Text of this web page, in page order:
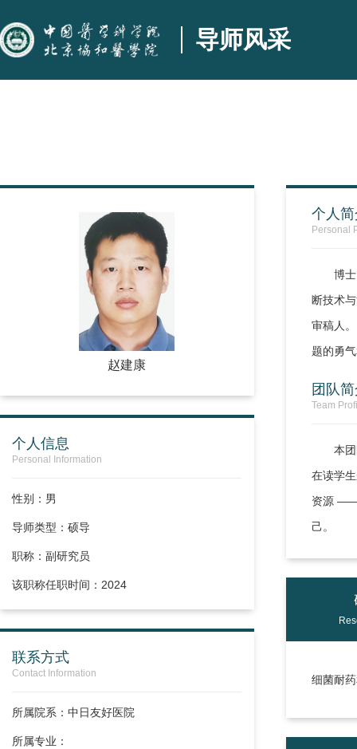
导师风采
赵建康
个人信息
Personal Information
性别：男
导师类型：硕导
职称：副研究员
该职称任职时间：2024
联系方式
Contact Information
所属院系：中日友好医院
所属专业：
个人
Personal
博
断技术
审稿人
题的勇
团队
Team
本
在读学
资源 ——
己。
细菌耐